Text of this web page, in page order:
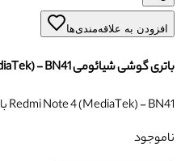
افزودن به علاقه‌مندی‌ها
باتری گوشی شیائومی Redmi Note 4 (MediaTek) - BN41
باتری گوشی شیائومی Redmi Note 4 (MediaTek) - BN41
ناموجود